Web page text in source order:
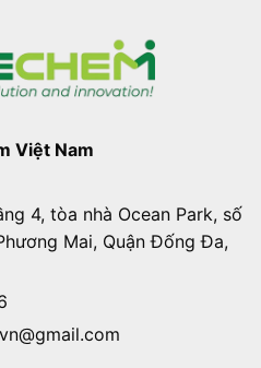
Việt Nam
4, tòa nhà Ocean Park, số
Mai, Quận Đống Đa,